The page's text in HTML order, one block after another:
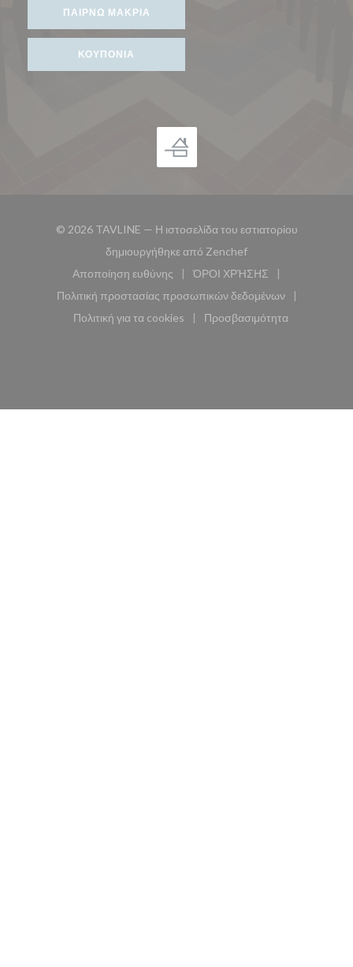
ΠΑΊΡΝΩ ΜΑΚΡΙΆ
ΚΟΥΠΌΝΙΑ
© 2026 TAVLINE — Η ιστοσελίδα του εστιατορίου
δημιουργήθηκε από Zenchef((ανοίγει σε νέο
Αποποίηση ευθύνης
((ανοίγει σε νέο παράθυρο))
ΌΡΟΙ ΧΡΉΣΗΣ
((ανοίγει σε νέο
Πολιτική προστασίας προσωπικών δεδομένων
((ανοίγει σε νέο παράθυρο))
Πολιτική για τα cookies
((ανοίγει σε νέο παράθυρο))
Προσβασιμότητα
((ανοίγει σε νέο